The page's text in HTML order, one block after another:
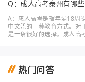
Q：成人高考泰州有哪
A：成人高考是指年满18周
中文凭的一种教育方式。对
是一条很好的选择。成人高
热门问答